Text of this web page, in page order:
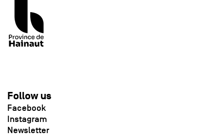
Follow us
Facebook
Instagram
Newsletter